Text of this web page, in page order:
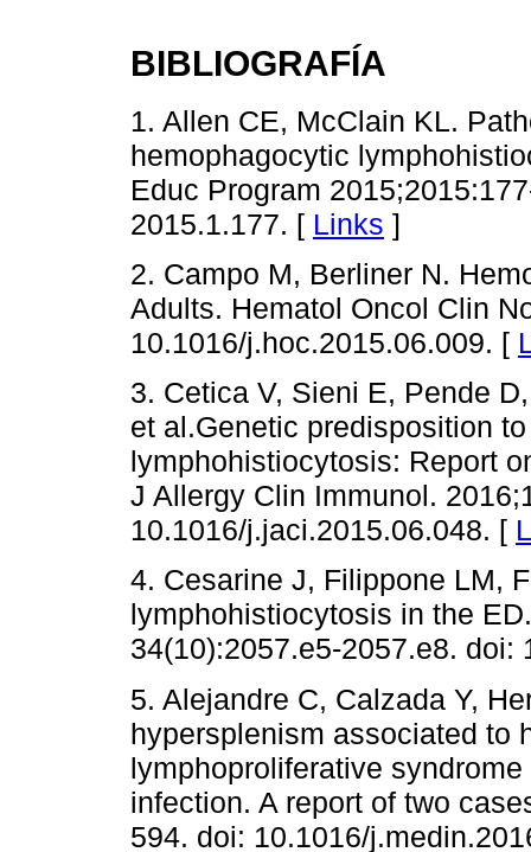
BIBLIOGRAFÍA
1. Allen CE, McClain KL.
hemophagocytic
Educ Program
2015.1.177. [ Links ]
2. Campo M, Berliner N.
Adults. Hematol Oncol Clin
10.1016/j.hoc.2015.06.009. [
3. Cetica V, Sieni E, Pende
et al.Genetic predisposition
lymphohistiocytosis: Report
J Allergy Clin Immunol.
10.1016/j.jaci.2015.06.048. [
4. Cesarine J, Filippone LM,
lymphohistiocytosis in the
34(10):2057.e5-2057.e8.
5. Alejandre C, Calzada Y,
hypersplenism associated to
lymphoproliferative
infection. A report of two
594. doi: 10.1016/